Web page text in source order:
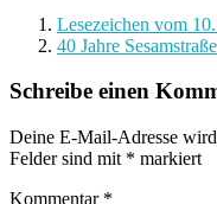
Lesezeichen vom
40 Jahre
Schreibe einen
Deine E-Mail-Adresse
Felder sind mit * markiert
Kommentar *